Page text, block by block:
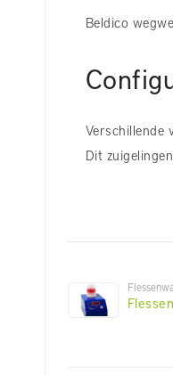
Beldico
Verschillende
Dit